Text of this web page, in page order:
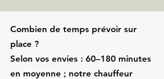
Combien de temps prévoir sur
place ?
Selon vos envies : 60–180 minutes
en moyenne ; notre chauffeur